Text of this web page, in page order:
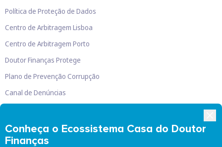
Conheça o Ecossistema Casa do Doutor
Finanças
Política de Proteção de Dados
Centro de Arbitragem Lisboa
Centro de Arbitragem Porto
Doutor Finanças Protege
Plano de Prevenção Corrupção
Canal de Denúncias